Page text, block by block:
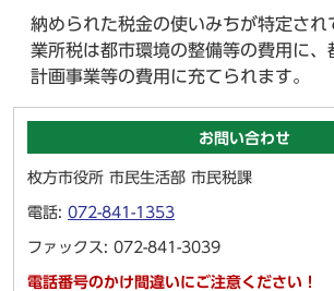
納められた税金の使いみちが特定され
業所税は都市環境の整備等の費用に、
計画事業等の費用に充てられます。
お問い合わせ
枚方市役所 市民生活部 市民税課
電話: 072-841-1353
ファックス: 072-841-3039
電話番号のかけ間違いにご注意ください！